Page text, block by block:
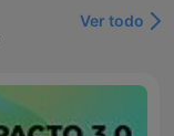
Ver todo